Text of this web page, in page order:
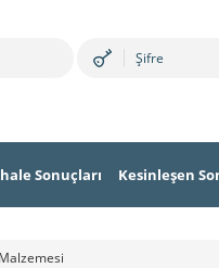
Sonuçları Kesinleşen